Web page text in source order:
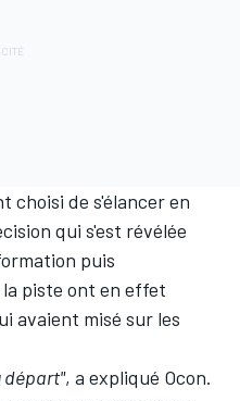
choisi de s'élancer en
qui s'est révélée
puis
piste ont en effet
avaient misé sur les
départ", a expliqué Ocon.